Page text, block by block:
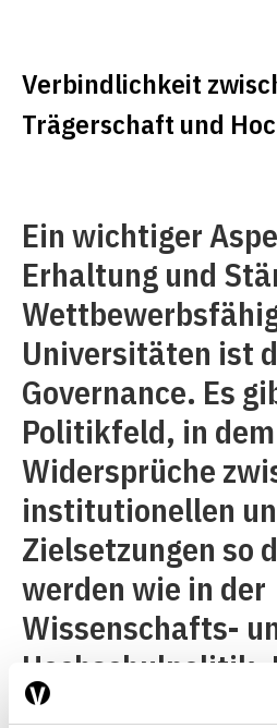
Verbindlichkeit
Trägerschaft und
Ein wichtiger
Erhaltung und
Universitäten ist
Governance. Es
Politikfeld, in
Widersprüche
institutionellen
Zielsetzungen so
werden wie in der
Wissenschafts-
Hochschulpolitik.
Wissenschaft